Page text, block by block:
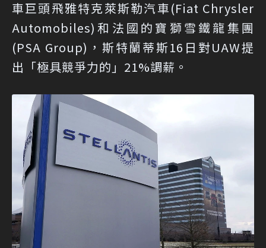
車巨頭飛雅特克萊斯勒汽車(Fiat Chrysler
Automobiles)和法國的寶獅雪鐵龍集團
(PSA Group)，斯特蘭蒂斯16日對UAW提
出「極具競爭力的」21%調薪。